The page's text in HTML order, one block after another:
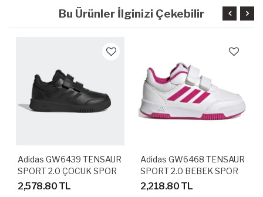
Bu Ürünler İlginizi Çekebilir
Adidas GW6439 TENSAUR
SPORT 2.0 ÇOCUK SPOR
AYAKKABI
2,578.80 TL
Adidas GW6468 TENSAUR
SPORT 2.0 BEBEK SPOR
AYAKKABI
2,218.80 TL